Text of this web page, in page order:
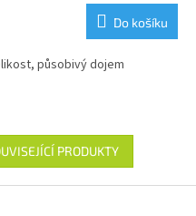
Do košíku
působivý dojem
PRODUKTY